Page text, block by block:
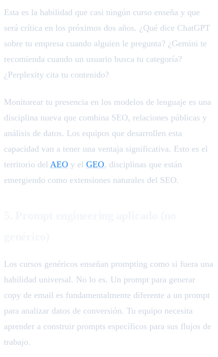
Esta es la habilidad que casi ningún curso enseña y que
será crítica en los próximos dos años. ¿Qué dice ChatGPT
sobre tu empresa cuando alguien le pregunta? ¿Gemini te
recomienda cuando un usuario busca tu categoría?
¿Perplexity cita tu contenido?
Monitorear tu presencia en los modelos de lenguaje es una
disciplina nueva que combina SEO, relaciones públicas y
análisis de datos. Los equipos que desarrollen esta
capacidad van a tener una ventaja significativa. Esto es el
territorio del AEO y el GEO, disciplinas que están
emergiendo como extensiones naturales del SEO.
Los cursos genéricos enseñan prompting como si fuera una
habilidad universal. No lo es. Un prompt para generar
copy de email es fundamentalmente diferente a un prompt
para analizar datos de conversión. Tu equipo necesita
aprender a construir prompts específicos para sus flujos de
trabajo.